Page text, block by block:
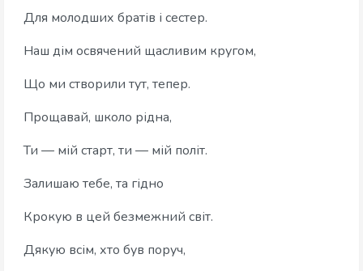
Для молодших братів і сестер.
Наш дім освячений щасливим кругом,
Що ми створили тут, тепер.
Прощавай, школо рідна,
Ти — мій старт, ти — мій політ.
Залишаю тебе, та гідно
Крокую в цей безмежний світ.
Дякую всім, хто був поруч,